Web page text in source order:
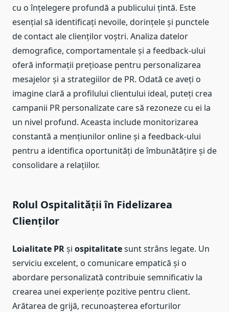
cu o înțelegere profundă a publicului țintă. Este
esențial să identificați nevoile, dorințele și punctele
de contact ale clienților voștri. Analiza datelor
demografice, comportamentale și a feedback-ului
oferă informații prețioase pentru personalizarea
mesajelor și a strategiilor de PR. Odată ce aveți o
imagine clară a profilului clientului ideal, puteți crea
campanii PR personalizate care să rezoneze cu ei la
un nivel profund. Aceasta include monitorizarea
constantă a mențiunilor online și a feedback-ului
pentru a identifica oportunități de îmbunătățire și de
consolidare a relațiilor.
Rolul Ospitalității în Fidelizarea
Clienților
Loialitate PRși ospitalitatesunt strâns legate. Un
serviciu excelent, o comunicare empatică și o
abordare personalizată contribuie semnificativ la
crearea unei experiențe pozitive pentru client.
Arătarea de grijă, recunoașterea eforturilor